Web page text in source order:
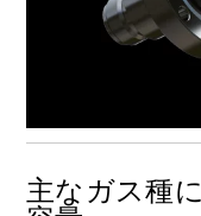
主なガス種